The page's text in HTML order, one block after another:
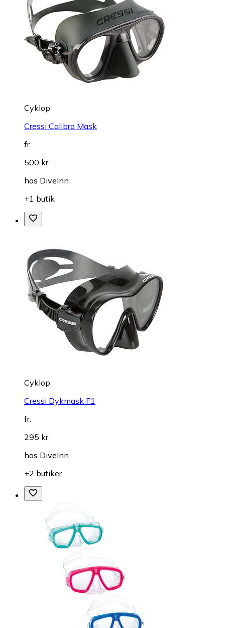
Cyklop
Cressi Calibro Mask
fr.
500 kr
hos DiveInn
+1 butik
Cyklop
Cressi Dykmask F1
fr.
295 kr
hos DiveInn
+2 butiker